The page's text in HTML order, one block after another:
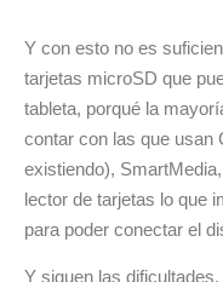
Y con esto no es
tarjetas microSD que
tableta, porqué la
contar con las que usan
existiendo),
lector de tarjetas lo que
para poder conectar el
Y siguen las